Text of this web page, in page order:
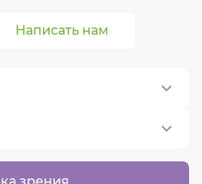
зрения
Написать нам